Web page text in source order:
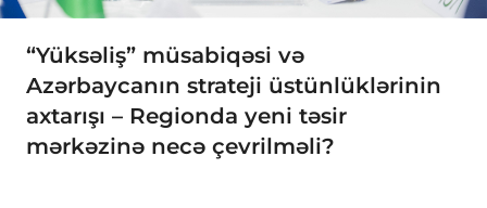
“Yüksəliş” müsabiqəsi və
Azərbaycanın strateji üstünlüklərinin
axtarışı – Regionda yeni təsir
mərkəzinə necə çevrilməli?